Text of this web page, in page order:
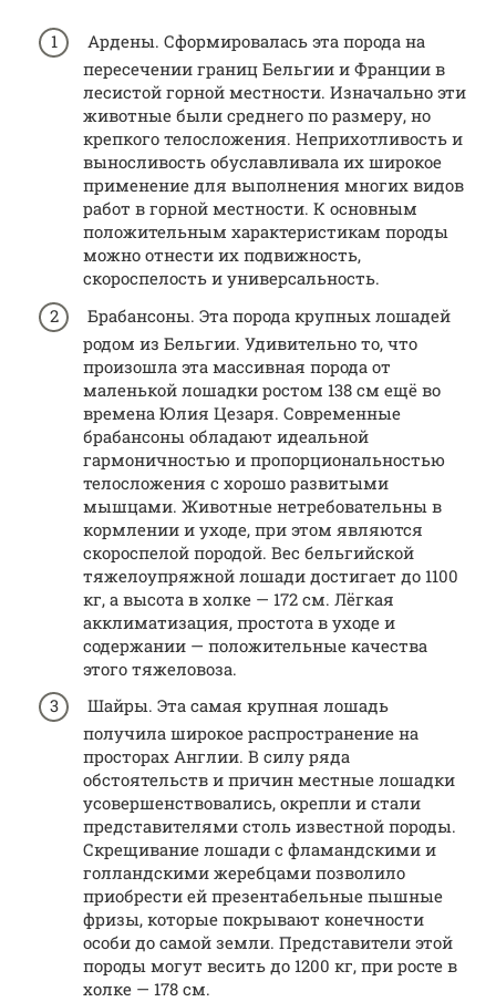
Ардены. Сформировалась эта порода на
пересечении границ Бельгии и Франции в
лесистой горной местности. Изначально эти
животные были среднего по размеру, но
крепкого телосложения. Неприхотливость и
выносливость обуславливала их широкое
применение для выполнения многих видов
работ в горной местности. К основным
положительным характеристикам породы
можно отнести их подвижность,
скороспелость и универсальность.
Брабансоны. Эта порода крупных лошадей
родом из Бельгии. Удивительно то, что
произошла эта массивная порода от
маленькой лошадки ростом 138 см ещё во
времена Юлия Цезаря. Современные
брабансоны обладают идеальной
гармоничностью и пропорциональностью
телосложения с хорошо развитыми
мышцами. Животные нетребовательны в
кормлении и уходе, при этом являются
скороспелой породой. Вес бельгийской
тяжелоупряжной лошади достигает до 1100
кг, а высота в холке — 172 см. Лёгкая
акклиматизация, простота в уходе и
содержании — положительные качества
этого тяжеловоза.
Шайры. Эта самая крупная лошадь
получила широкое распространение на
просторах Англии. В силу ряда
обстоятельств и причин местные лошадки
усовершенствовались, окрепли и стали
представителями столь известной породы.
Скрещивание лошади с фламандскими и
голландскими жеребцами позволило
приобрести ей презентабельные пышные
фризы, которые покрывают конечности
особи до самой земли. Представители этой
породы могут весить до 1200 кг, при росте в
холке — 178 см.